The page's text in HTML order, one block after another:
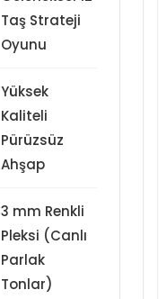
Taş Strateji
Oyunu
Yüksek
Kaliteli
Pürüzsüz
Ahşap
3 mm Renkli
Pleksi (Canlı
Parlak
Tonlar)